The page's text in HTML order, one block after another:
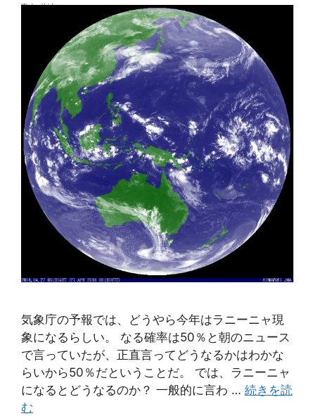
気象庁の予報では、どうやら今年はラニーニャ現
象になるらしい。 なる確率は50％と朝のニュース
で言っていたが、正直言ってどうなるかはわかな
らいから50％だということだ。 では、ラニーニャ
になるとどうなるのか？ 一般的に言わ … 続きを読
む